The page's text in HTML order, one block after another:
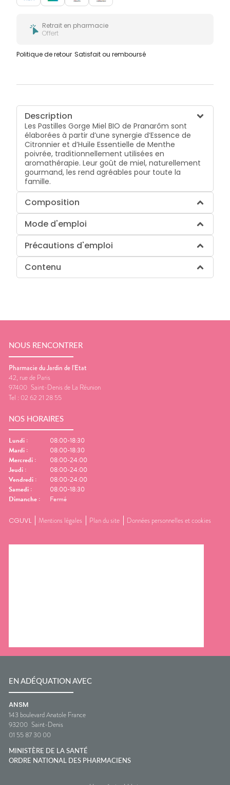
Retrait en pharmacie
Offert
Politique de retour Satisfait ou remboursé
Description
Les Pastilles Gorge Miel BIO de Pranarôm sont
élaborées à partir d’une synergie d’Essence de
Citronnier et d’Huile Essentielle de Menthe
poivrée, traditionnellement utilisées en
aromathérapie. Leur goût de miel, naturellement
gourmand, les rend agréables pour toute la
famille.
Composition
Mode d'emploi
Précautions d'emploi
Contenu
NOUS RENCONTRER
Pharmacie du Jardin de l'Etat
42, rue de Paris
97400 Saint-Denis de La Réunion
Tel : 02 62 21 28 55
NOS HORAIRES
Lundi :
08:00-18:30
Mardi :
08:00-18:30
Mercredi :
08:00-24:00
Jeudi :
08:00-24:00
Vendredi :
08:00-24:00
Samedi :
08:00-18:30
Dimanche : Fermé
CGUVL Mentions légales Plan du site Données personnelles et cookies
EN ADÉQUATION AVEC
ANSM
143 boulevard Anatole France
93200 Saint-Denis
01 55 87 30 00
MINISTÈRE DE LA SANTÉ
ORDRE NATIONAL DES PHARMACIENS